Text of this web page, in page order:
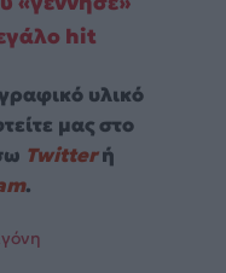
hit
υλικό
μας στο
Twitterή
.